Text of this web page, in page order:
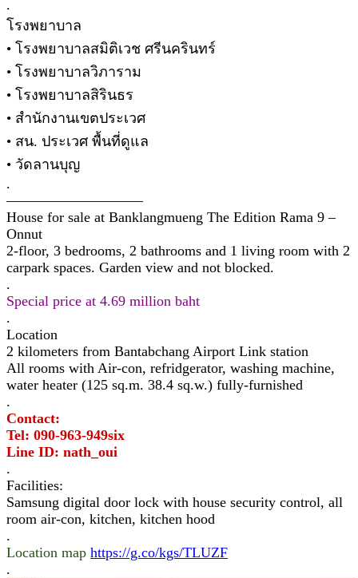
.
โรงพยาบาล
• โรงพยาบาลสมิติเวช ศรีนครินทร์
• โรงพยาบาลวิภาราม
• โรงพยาบาลสิรินธร
• สำนักงานเขตประเวศ
• สน. ประเวศ พื้นที่ดูแล
• วัดลานบุญ
.
—————————–
House for sale at Banklangmueng The Edition Rama 9 –
Onnut
2-floor, 3 bedrooms, 2 bathrooms and 1 living room with 2
carpark spaces. Garden view and not blocked.
.
Special price at 4.69 million baht
.
Location
2 kilometers from Bantabchang Airport Link station
All rooms with Air-con, refridgerator, washing machine,
water heater (125 sq.m. 38.4 sq.w.) fully-furnished
.
Contact:
Tel: 090-963-949six
Line ID: nath_oui
.
Facilities:
Samsung digital door lock with house security control, all
room air-con, kitchen, kitchen hood
.
Location map https://g.co/kgs/TLUZF
.